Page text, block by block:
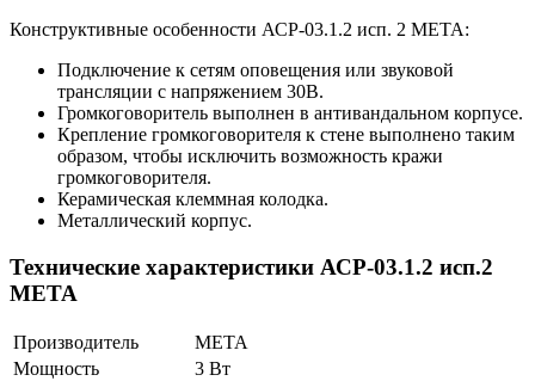
Конструктивные особенности АСР-03.1.2 исп. 2 МЕТА:
Подключение к сетям оповещения или звуковой
трансляции с напряжением 30В.
Громкоговоритель выполнен в антивандальном корпусе.
Крепление громкоговорителя к стене выполнено таким
образом, чтобы исключить возможность кражи
громкоговорителя.
Керамическая клеммная колодка.
Металлический корпус.
Технические характеристики АСР-03.1.2 исп.2
МЕТА
Производитель
МЕТА
Мощность
3 Вт